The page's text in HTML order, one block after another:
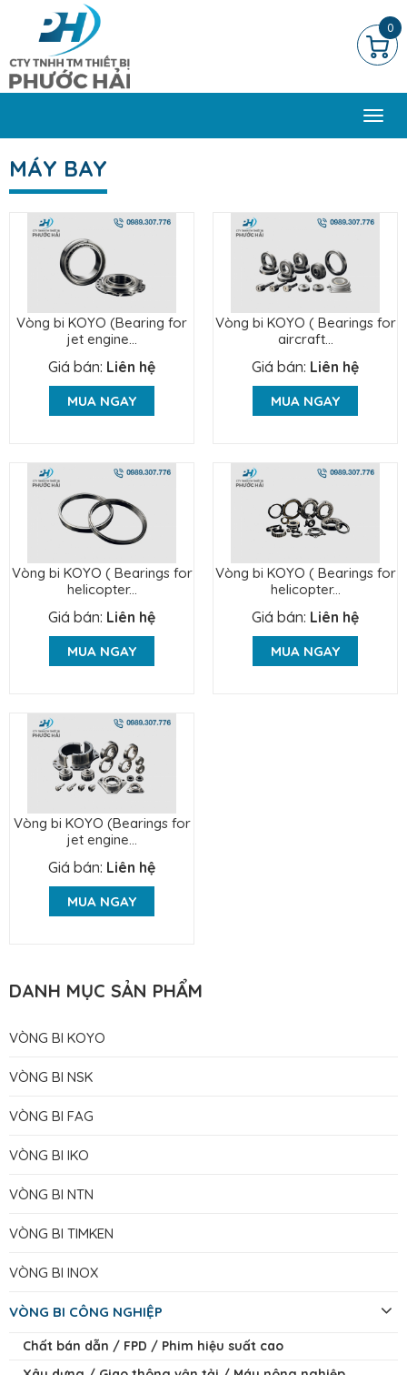
0
MÁY BAY
Vòng bi KOYO (Bearing for
jet engine...
Giá bán: Liên hệ
MUA NGAY
Vòng bi KOYO ( Bearings for
aircraft...
Giá bán: Liên hệ
MUA NGAY
Vòng bi KOYO ( Bearings for
helicopter...
Giá bán: Liên hệ
MUA NGAY
Vòng bi KOYO ( Bearings for
helicopter...
Giá bán: Liên hệ
MUA NGAY
Vòng bi KOYO (Bearings for
jet engine...
Giá bán: Liên hệ
MUA NGAY
DANH MỤC SẢN PHẨM
VÒNG BI KOYO
VÒNG BI NSK
VÒNG BI FAG
VÒNG BI IKO
VÒNG BI NTN
VÒNG BI TIMKEN
VÒNG BI INOX
VÒNG BI CÔNG NGHIỆP
Chất bán dẫn / FPD / Phim hiệu suất cao